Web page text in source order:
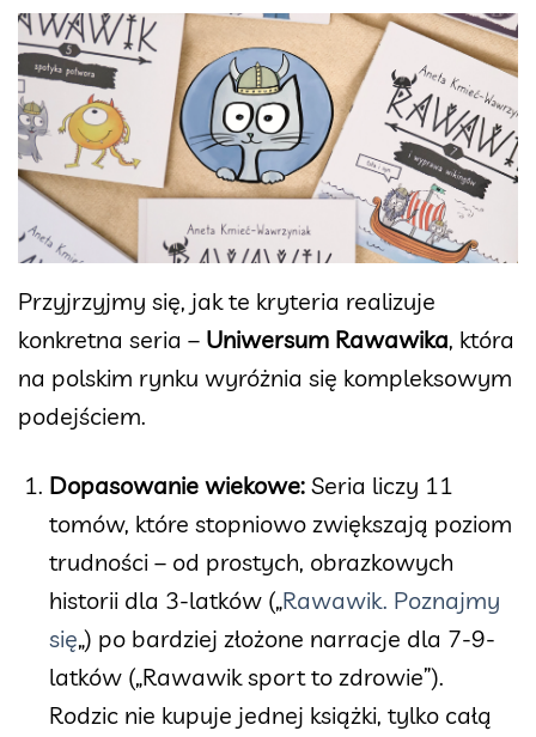
Przyjrzyjmy się, jak te kryteria realizuje
konkretna seria – Uniwersum Rawawika, która
na polskim rynku wyróżnia się kompleksowym
podejściem.
Dopasowanie wiekowe: Seria liczy 11
tomów, które stopniowo zwiększają poziom
trudności – od prostych, obrazkowych
historii dla 3-latków („Rawawik. Poznajmy
się„) po bardziej złożone narracje dla 7-9-
latków („Rawawik sport to zdrowie”).
Rodzic nie kupuje jednej książki, tylko całą